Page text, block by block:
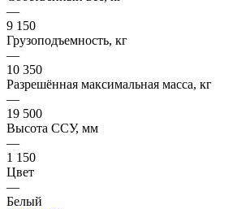
—
9 150
Грузоподъемность, кг
—
10 350
Разрешённая максимальная масса, кг
—
19 500
Высота ССУ, мм
—
1 150
Цвет
—
Белый